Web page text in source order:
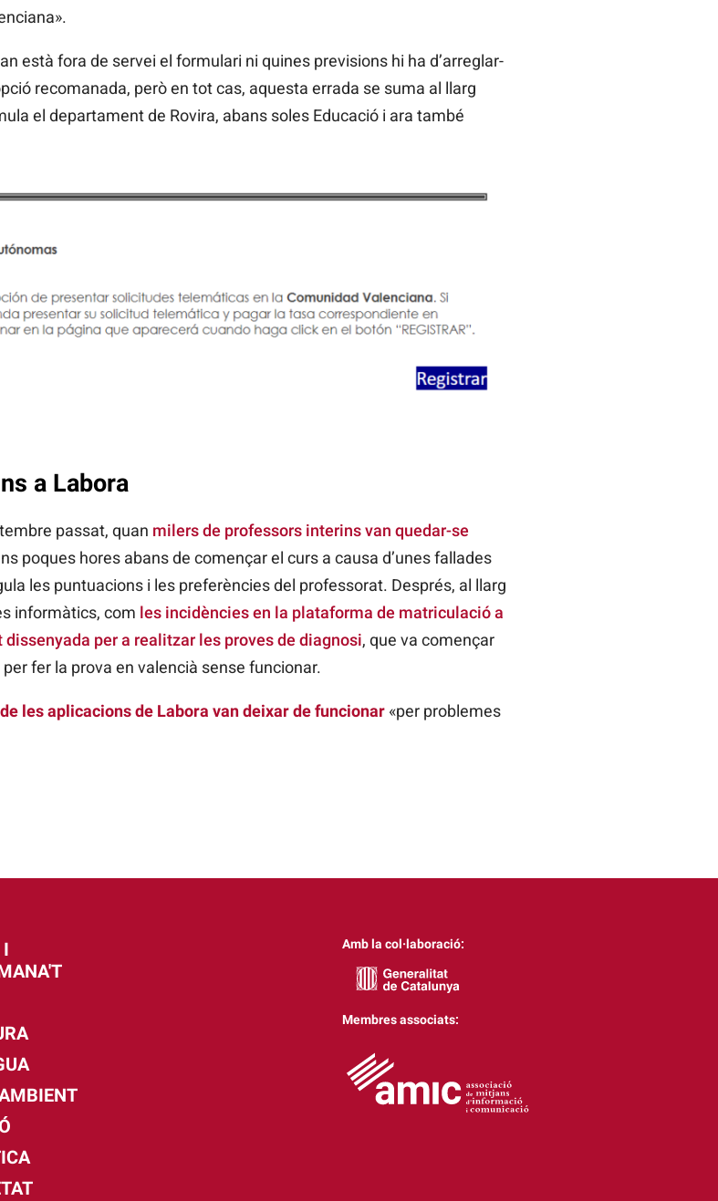
està fora de servei el formulari ni quines previsions hi ha d’arreglar-
recomanada, però en tot cas, aquesta errada se suma al llarg
el departament de Rovira, abans soles Educació i ara també
a Labora
passat, quan milers de professors interins van quedar-se
poques hores abans de començar el curs a causa d’unes fallades
les puntuacions i les preferències del professorat. Després, al llarg
informàtics, com les incidències en la plataforma de matriculació a
per a realitzar les proves de diagnosi, que va començar
fer la prova en valencià sense funcionar.
les aplicacions de Labora van deixar de funcionar«per problemes
Amb la col·laboració:
Membres associats: